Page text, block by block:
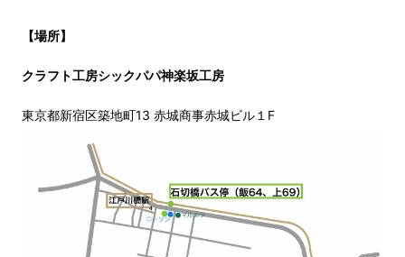
【場所】
クラフト工房シックパパ神楽坂工房
東京都新宿区築地町13 赤城商事赤城ビル１F